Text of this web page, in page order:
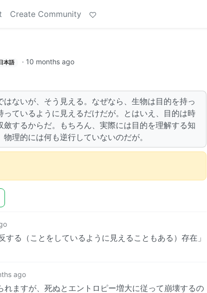
Create Community
本語 · 10 months ago
ないが、そう見える。なぜなら、生物は目的を持っ
ているように見えるだけだが。とはいえ、目的は時
するからだ。もちろん、実際には目的を理解する知
理的には何も逆行していないのだが。
る（ことをしているように見えることもある）存在」
ago
ますが、死ぬとエントロピー増大に従って崩壊するの